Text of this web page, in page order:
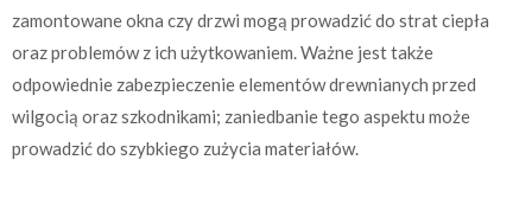
zamontowane okna czy drzwi mogą prowadzić do strat ciepła
oraz problemów z ich użytkowaniem. Ważne jest także
odpowiednie zabezpieczenie elementów drewnianych przed
wilgocią oraz szkodnikami; zaniedbanie tego aspektu może
prowadzić do szybkiego zużycia materiałów.